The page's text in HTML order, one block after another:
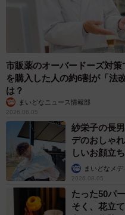
市販薬のオーバードーズ対
を購入した人の約6割が「法
は？
まいどなニュース情報部
2026.08.05
紗栄子の長
デのおしゃ
しいお顔立
で学ぶまいどなメデ
2026.08.05
たった50パ
そく、花立